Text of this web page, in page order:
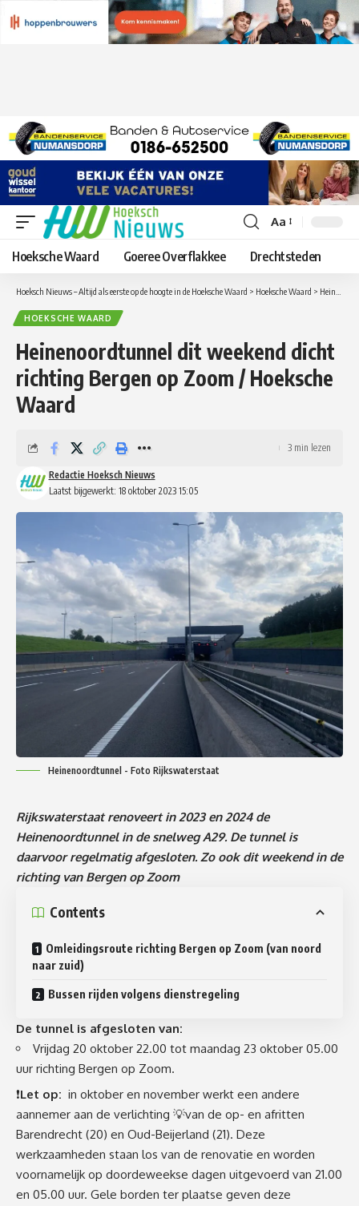
Lettergrootte
aanpassen
Aa
Hoeksche Waard Goeree Overflakkee Drechtsteden
Hoeksch Nieuws – Altijd als eerste op de hoogte in de Hoeksche Waard > Hoeksche Waard > Heinenoordtunnel dit weekend dicht richting Bergen op Zoom / Hoeksche Waard
HOEKSCHE WAARD
Heinenoordtunnel dit weekend dicht
richting Bergen op Zoom / Hoeksche
Waard
Laatst bijgewerkt: 18 oktober 2023 15:05
Redactie Hoeksch Nieuws
3 min lezen
Heinenoordtunnel - Foto Rijkswaterstaat
Rijkswaterstaat renoveert in 2023 en 2024 de
Heinenoordtunnel in de snelweg A29. De tunnel is
daarvoor regelmatig afgesloten. Zo ook dit weekend in de
richting van Bergen op Zoom
Contents
Omleidingsroute richting Bergen op Zoom (van noord
naar zuid)
Bussen rijden volgens dienstregeling
De tunnel is afgesloten van:
Vrijdag 20 oktober 22.00 tot maandag 23 oktober 05.00
uur richting Bergen op Zoom.
❗Let op: in oktober en november werkt een andere
aannemer aan de verlichting 💡van de op- en afritten
Barendrecht (20) en Oud-Beijerland (21). Deze
werkzaamheden staan los van de renovatie en worden
voornamelijk op doordeweekse dagen uitgevoerd van 21.00
en 05.00 uur. Gele borden ter plaatse geven deze